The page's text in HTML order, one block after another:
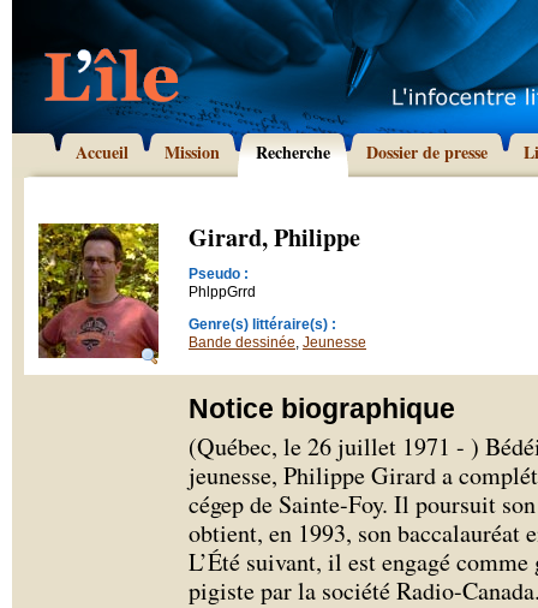
Accueil Mission Recherche Dossier de presse
Girard, Philippe
Pseudo :
PhlppGrrd
Genre(s) littéraire(s) :
Bande dessinée, Jeunesse
Notice biographique
(Québec, le 26 juillet 1971 - )
jeunesse, Philippe Girard a
cégep de Sainte-Foy. Il poursuit
obtient, en 1993, son baccalauréat
L’Été suivant, il est engagé
pigiste par la société Radio-